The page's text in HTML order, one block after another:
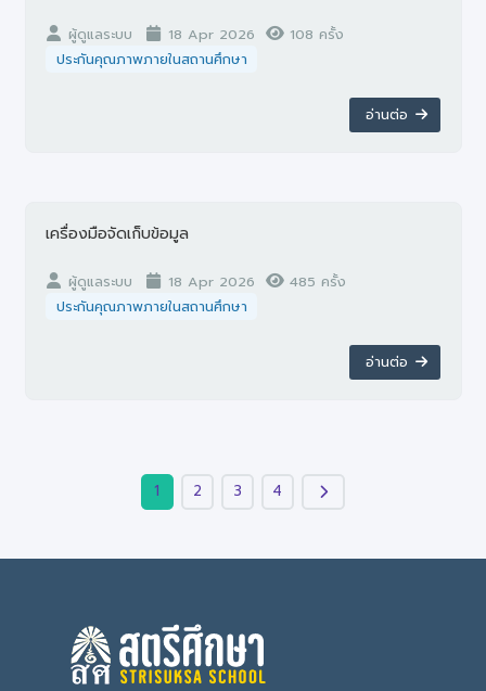
ผู้ดูแลระบบ 18 Apr 2026
108 ครั้ง
ประกันคุณภาพภายในสถานศึกษา
อ่านต่อ
เครื่องมือจัดเก็บข้อมูล
ผู้ดูแลระบบ 18 Apr 2026
485 ครั้ง
ประกันคุณภาพภายในสถานศึกษา
อ่านต่อ
1 2 3 4